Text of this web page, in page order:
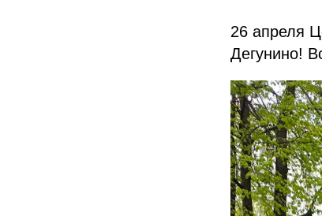
26 апреля
Дегунино!